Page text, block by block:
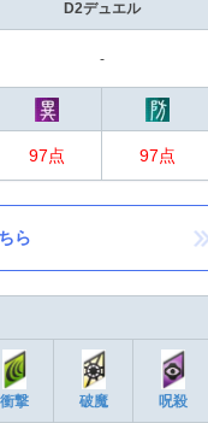
D2デュエル
-
97点 97点
ら
衝撃 破魔 呪殺